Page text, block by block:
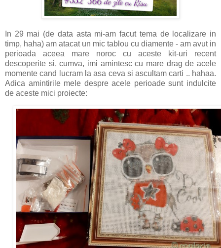
In 29 mai (de data asta mi-am facut tema de localizare in
timp, haha) am atacat un mic tablou cu diamente - am avut in
perioada aceea mare noroc cu aceste kit-uri recent
descoperite si, cumva, imi amintesc cu mare drag de acele
momente cand lucram la asa ceva si ascultam carti .. hahaa.
Adica amintirile mele despre acele perioade sunt indulcite
de aceste mici proiecte: